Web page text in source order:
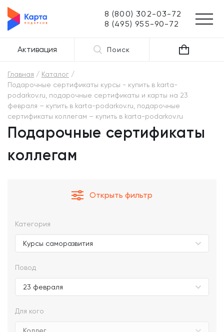
8 (800) 302-03-72
8 (495) 955-90-72
Активация Поиск
Главная
Каталог
Подарочные сертификаты курсы - купить в karta-
podarkov.ru, подарочные сертификаты и карты на 23
февраля – купить в karta-podarkov.ru, подарочные
сертификаты коллегам – купить в karta-podarkov.ru
Подарочные сертификаты
коллегам
Открыть фильтр
Категория
Повод
Для кого